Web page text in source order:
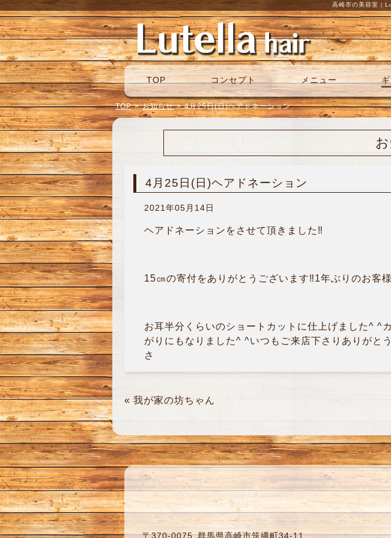
高崎市の美容室｜
TOP コンセプト メニュー
TOP > お知らせ > 4月25日(日)ヘアドネーション
4月25日(日)ヘアドネーション
2021年05月14日
ヘアドネーションをさせて頂きました‼︎
15㎝の寄付をありがとうございます‼︎1年ぶりのお客
お耳半分くらいのショートカットに仕上げました^ ^
がりにもなりました^ ^いつもご来店下さりありがと
さ
« 我が家の坊ちゃん
〒370-0075群馬県高崎市筑縄町34-11